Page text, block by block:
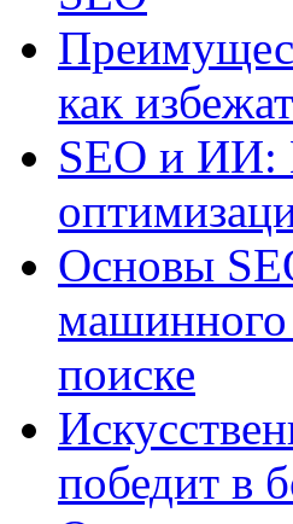
как
SEO и ИИ:
Основы
машинного
поиске
победит в